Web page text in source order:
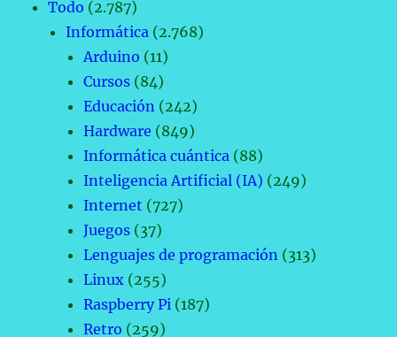
Todo (2.787)
Informática (2.768)
Arduino (11)
Cursos (84)
Educación (242)
Hardware (849)
Informática cuántica (88)
Inteligencia Artificial (IA) (249)
Internet (727)
Juegos (37)
Lenguajes de programación (313)
Linux (255)
Raspberry Pi (187)
Retro (259)